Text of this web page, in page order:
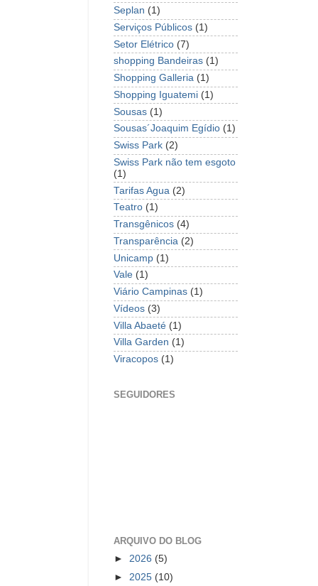
Seplan (1)
Serviços Públicos (1)
Setor Elétrico (7)
shopping Bandeiras (1)
Shopping Galleria (1)
Shopping Iguatemi (1)
Sousas (1)
Sousas´Joaquim Egídio (1)
Swiss Park (2)
Swiss Park não tem esgoto
(1)
Tarifas Agua (2)
Teatro (1)
Transgênicos (4)
Transparência (2)
Unicamp (1)
Vale (1)
Viário Campinas (1)
Vídeos (3)
Villa Abaeté (1)
Villa Garden (1)
Viracopos (1)
SEGUIDORES
ARQUIVO DO BLOG
► 2026 (5)
► 2025 (10)